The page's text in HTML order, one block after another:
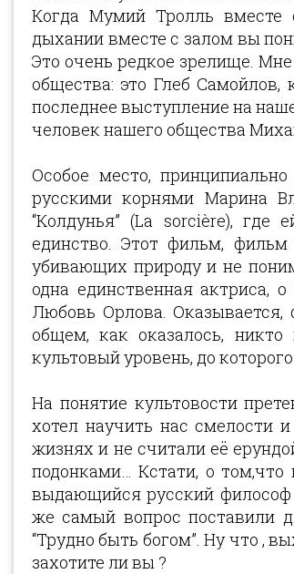
Когда Мумий Тролль вместе
дыхании вместе с залом вы
Это очень редкое зрелище.
общества: это Глеб Самойлов,
последнее выступление на
человек нашего общества
Особое место,
русскими корнями Марина
“Колдунья” (La sorcière),
единство. Этот фильм,
убивающих природу и не
одна единственная актриса,
Любовь Орлова. Оказывается,
общем, как оказалось,
культовый уровень, до
На понятие культовости
хотел научить нас смелости
жизнях и не считали её
подонками… Кстати, о
выдающийся русский философ
же самый вопрос поставили
“Трудно быть богом”. Ну что ,
захотите ли вы ?